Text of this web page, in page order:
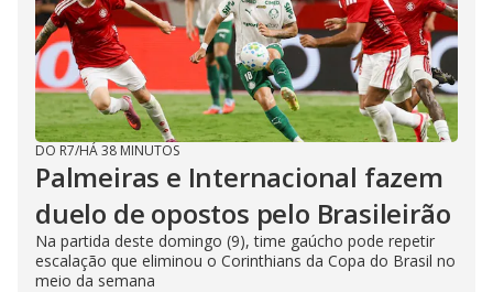
DO R7/HÁ 38 MINUTOS
Palmeiras e Internacional fazem
duelo de opostos pelo Brasileirão
Na partida deste domingo (9), time gaúcho pode repetir
escalação que eliminou o Corinthians da Copa do Brasil no
meio da semana